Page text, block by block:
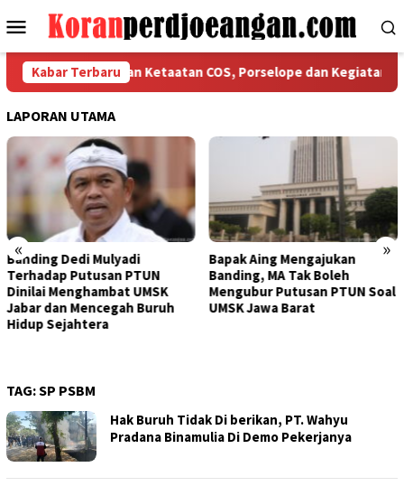
ke
Menu
Mobile
Kabar Terbaru
Bekasi Tegaskan Ketaatan COS, Porselope dan Kegiatan Sosial
LAPORAN UTAMA
« »
Bapak Aing Mengajukan
Banding, MA Tak Boleh
Mengubur Putusan PTUN Soal
UMSK Jawa Barat
Sengketa UMSK Jabar 2026
Tak Berkesudahan, Dedi
Mulyadi Terancam
Pemberhentian Sementara
TAG:SP PSBM
Hak Buruh Tidak Di berikan, PT. Wahyu
Pradana Binamulia Di Demo Pekerjanya